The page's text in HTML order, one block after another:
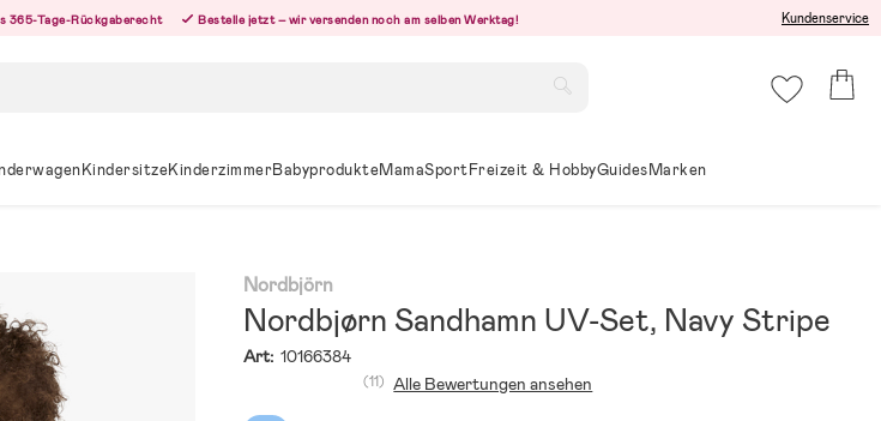
365-Tage-Rückgaberecht Bestelle jetzt – wir versenden noch am selben Werktag! Kundenservice
KindersitzeKinderzimmerBabyprodukteMamaSportFreizeit & HobbyGuidesMarken
Nordbjörn
Nordbjørn Sandhamn UV-Set, Navy Stripe
Art: 10166384
(11) Alle Bewertungen ansehen